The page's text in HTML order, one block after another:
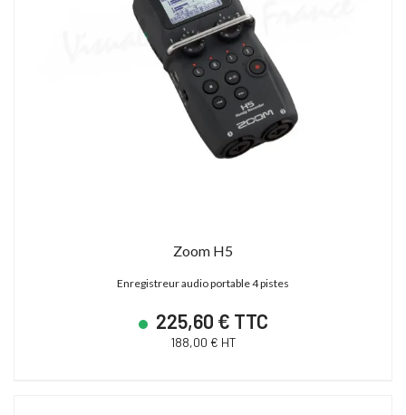
Zoom H5
Enregistreur audio portable 4 pistes
225,60 € TTC
188,00 € HT